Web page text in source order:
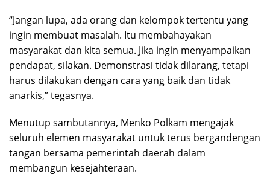
“Jangan lupa, ada orang dan kelompok tertentu yang
ingin membuat masalah. Itu membahayakan
masyarakat dan kita semua. Jika ingin menyampaikan
pendapat, silakan. Demonstrasi tidak dilarang, tetapi
harus dilakukan dengan cara yang baik dan tidak
anarkis,” tegasnya.
Menutup sambutannya, Menko Polkam mengajak
seluruh elemen masyarakat untuk terus bergandengan
tangan bersama pemerintah daerah dalam
membangun kesejahteraan.